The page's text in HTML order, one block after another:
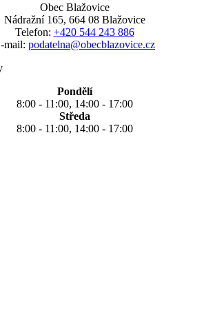
Obec Blažovice
Nádražní 165, 664 08 Blažovice
Telefon: +420 544 243 886
mail: podatelna@obecblazovice.cz
Pondělí
8:00 - 11:00, 14:00 - 17:00
Středa
8:00 - 11:00, 14:00 - 17:00